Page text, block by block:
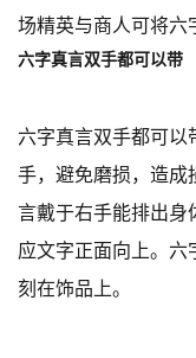
场精英与商人可将六
六字真言双手都可以带
六字真言双手都可以
手，避免磨损，造成
言戴于右手能排出身
应文字正面向上。六
刻在饰品上。